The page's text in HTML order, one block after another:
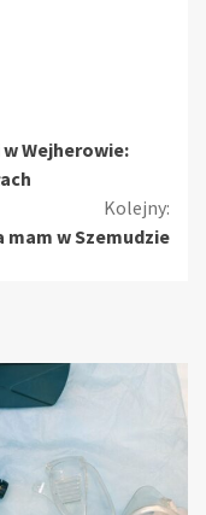
Wejherowie:
Kolejny:
mam w Szemudzie